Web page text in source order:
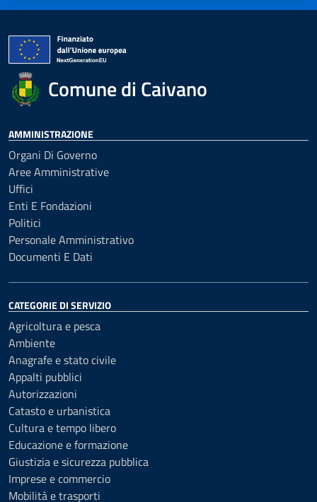
Comune di Caivano
AMMINISTRAZIONE
Organi Di Governo
Aree Amministrative
Uffici
Enti E Fondazioni
Politici
Personale Amministrativo
Documenti E Dati
CATEGORIE DI SERVIZIO
Agricoltura e pesca
Ambiente
Anagrafe e stato civile
Appalti pubblici
Autorizzazioni
Catasto e urbanistica
Cultura e tempo libero
Educazione e formazione
Giustizia e sicurezza pubblica
Imprese e commercio
Mobilità e trasporti